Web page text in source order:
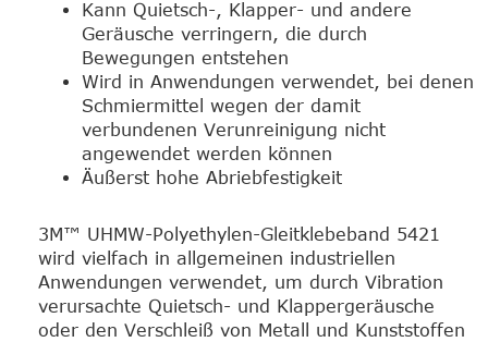
Kann Quietsch-, Klapper- und andere
Geräusche verringern, die durch
Bewegungen entstehen
Wird in Anwendungen verwendet, bei denen
Schmiermittel wegen der damit
verbundenen Verunreinigung nicht
angewendet werden können
Äußerst hohe Abriebfestigkeit
3M™ UHMW-Polyethylen-Gleitklebeband 5421
wird vielfach in allgemeinen industriellen
Anwendungen verwendet, um durch Vibration
verursachte Quietsch- und Klappergeräusche
oder den Verschleiß von Metall und Kunststoffen